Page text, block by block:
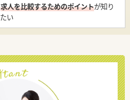
求人を比較するためのポイントが知り
たい